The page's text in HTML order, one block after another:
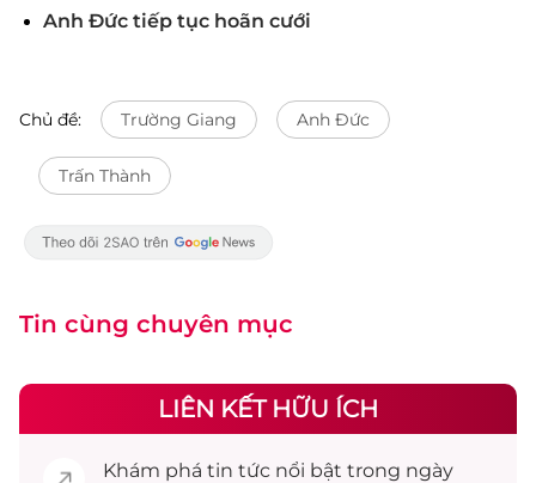
Anh Đức tiếp tục hoãn cưới
Chủ đề: Trường Giang Anh Đức
Trấn Thành
Tin cùng chuyên mục
LIÊN KẾT HỮU ÍCH
Khám phá tin tức nổi bật trong ngày